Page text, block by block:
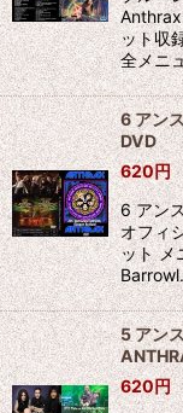
ット収
全メニ
6 アン
DVD
620円
6 アン
オフィ
ット メ
5 アン
620円